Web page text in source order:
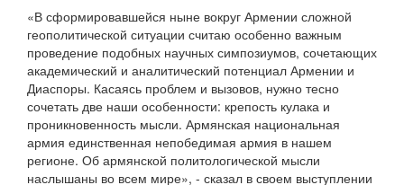
«В сформировавшейся ныне вокруг Армении сложной
геополитической ситуации считаю особенно важным
проведение подобных научных симпозиумов, сочетающих
академический и аналитический потенциал Армении и
Диаспоры. Касаясь проблем и вызовов, нужно тесно
сочетать две наши особенности: крепость кулака и
проникновенность мысли. Армянская национальная
армия единственная непобедимая армия в нашем
регионе. Об армянской политологической мысли
наслышаны во всем мире», - сказал в своем выступлении